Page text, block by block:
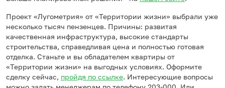
Проект «Лугометрия» от «Территории жизни» выбрали уже
несколько тысяч пензенцев. Причины: развитая
качественная инфраструктура, высокие стандарты
строительства, справедливая цена и полностью готовая
отделка. Станьте и вы обладателем квартиры от
«Территории жизни» на выгодных условиях. Оформите
сделку сейчас, пройдя по ссылке. Интересующие вопросы